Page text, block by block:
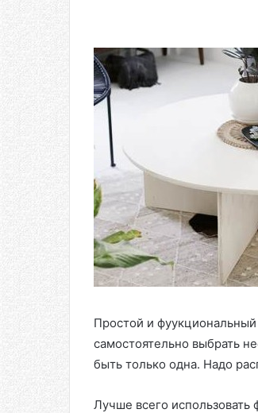
Простой и
самостоятельно выбрать
быть только одна. Надо
Лучше всего